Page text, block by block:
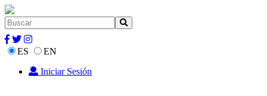
ES
EN
Iniciar Sesión